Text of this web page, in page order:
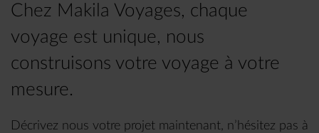
Chez Makila Voyages, chaque
voyage est unique, nous
construisons votre voyage à votre
mesure.
Décrivez nous votre projet maintenant, n’hésitez pas à